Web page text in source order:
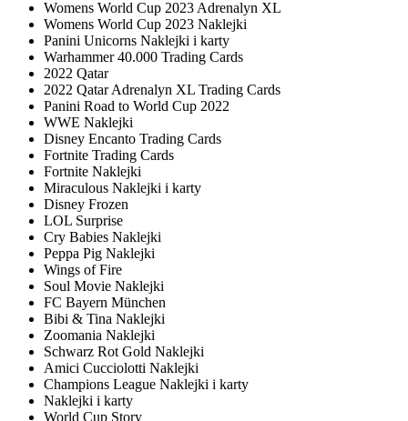
Womens World Cup 2023 Adrenalyn XL
Womens World Cup 2023 Naklejki
Panini Unicorns Naklejki i karty
Warhammer 40.000 Trading Cards
2022 Qatar
2022 Qatar Adrenalyn XL Trading Cards
Panini Road to World Cup 2022
WWE Naklejki
Disney Encanto Trading Cards
Fortnite Trading Cards
Fortnite Naklejki
Miraculous Naklejki i karty
Disney Frozen
LOL Surprise
Cry Babies Naklejki
Peppa Pig Naklejki
Wings of Fire
Soul Movie Naklejki
FC Bayern München
Bibi & Tina Naklejki
Zoomania Naklejki
Schwarz Rot Gold Naklejki
Amici Cucciolotti Naklejki
Champions League Naklejki i karty
Naklejki i karty
World Cup Story